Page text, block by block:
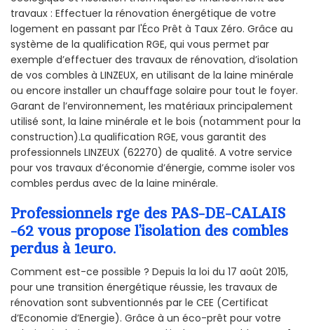
travaux : Effectuer la rénovation énergétique de votre
logement en passant par l'Éco Prêt à Taux Zéro. Grâce au
système de la qualification RGE, qui vous permet par
exemple d’effectuer des travaux de rénovation, d’isolation
de vos combles à LINZEUX, en utilisant de la laine minérale
ou encore installer un chauffage solaire pour tout le foyer.
Garant de l’environnement, les matériaux principalement
utilisé sont, la laine minérale et le bois (notamment pour la
construction).La qualification RGE, vous garantit des
professionnels LINZEUX (62270) de qualité. A votre service
pour vos travaux d’économie d’énergie, comme isoler vos
combles perdus avec de la laine minérale.
Professionnels rge des PAS-DE-CALAIS
-62 vous propose l’isolation des combles
perdus à 1euro.
Comment est-ce possible ? Depuis la loi du 17 août 2015,
pour une transition énergétique réussie, les travaux de
rénovation sont subventionnés par le CEE (Certificat
d’Economie d’Energie). Grâce à un éco-prêt pour votre